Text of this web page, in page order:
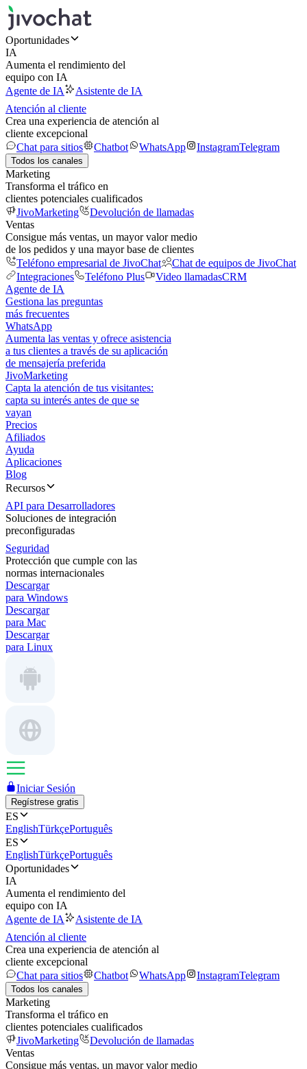
Oportunidades
IA
Aumenta el rendimiento del
equipo con IA
Agente de IA
Asistente de IA
Atención al cliente
Crea una experiencia de atención al
cliente excepcional
Chat para sitios
Chatbot WhatsApp InstagramTelegram
Todos los canales
Marketing
Transforma el tráfico en
clientes potenciales cualificados
JivoMarketing
Devolución de llamadas
Ventas
Consigue más ventas, un mayor valor medio
de los pedidos y una mayor base de clientes
Teléfono empresarial de JivoChat
Chat de equipos de JivoChat
Integraciones
Teléfono Plus Video llamadasCRM
Agente de IA
Gestiona las preguntas
más frecuentes
WhatsApp
Aumenta las ventas y ofrece asistencia
a tus clientes a través de su aplicación
de mensajería preferida
JivoMarketing
Capta la atención de tus visitantes:
capta su interés antes de que se
vayan
Precios
Afiliados
Ayuda
Aplicaciones
Blog
Recursos
API para Desarrolladores
Soluciones de integración
preconfiguradas
Seguridad
Protección que cumple con las
normas internacionales
Descargar
para Windows
Descargar
para Mac
Descargar
para Linux
Iniciar Sesión
Regístrese gratis
ES
EnglishTürkçePortuguês
ES
EnglishTürkçePortuguês
Oportunidades
IA
Aumenta el rendimiento del
equipo con IA
Agente de IA
Asistente de IA
Atención al cliente
Crea una experiencia de atención al
cliente excepcional
Chat para sitios
Chatbot WhatsApp InstagramTelegram
Todos los canales
Marketing
Transforma el tráfico en
clientes potenciales cualificados
JivoMarketing
Devolución de llamadas
Ventas
Consigue más ventas, un mayor valor medio